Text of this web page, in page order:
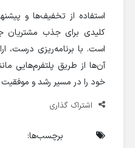
استفاده از تخفیف‌ها و
کلیدی برای جذب
است. با برنامه‌ریزی درست،
آن‌ها از طریق پلتفرم‌هایی
خود را در مسیر رشد و موفقیت
اشتراک گذاری
برچسب‌ها: